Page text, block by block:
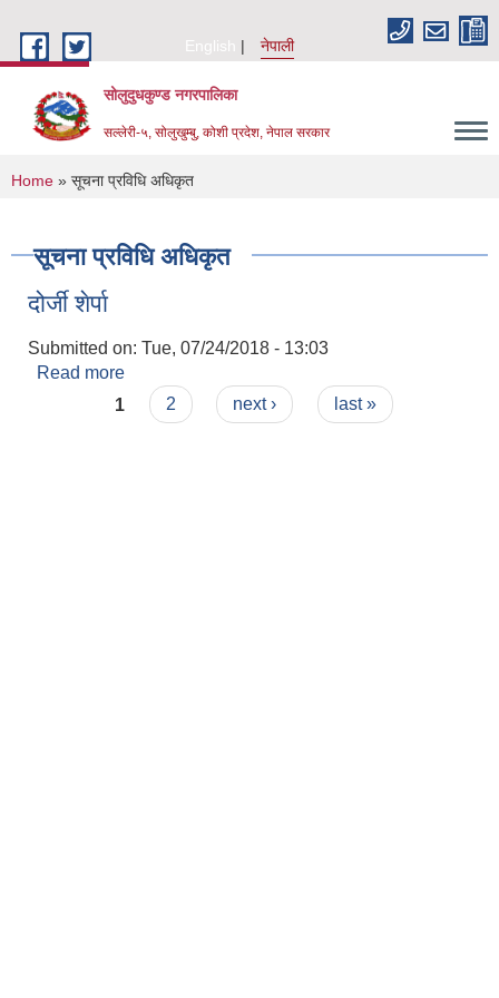
English
नेपाली
सोलुदुधकुण्ड नगरपालिका
सल्लेरी-५, सोलुखुम्बु, कोशी प्रदेश, नेपाल सरकार
You are here
Home » सूचना प्रविधि अधिकृत
सूचना प्रविधि अधिकृत
दोर्जी शेर्पा
Submitted on: Tue, 07/24/2018 - 13:03
Read more
Pages
1 2 next › last »